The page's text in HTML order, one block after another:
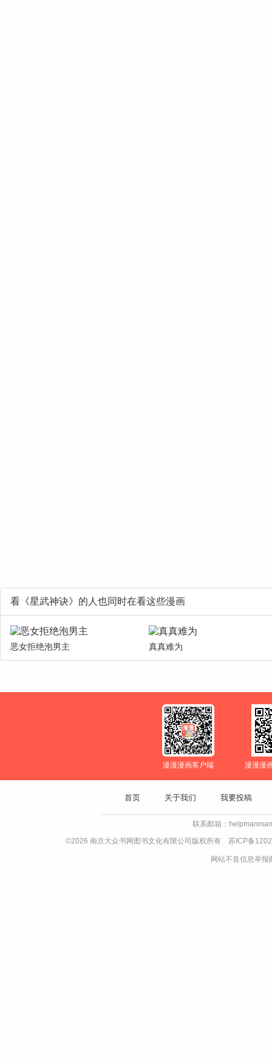
看《星武神诀》的人也同时在看这些漫画
恶女拒绝泡男主 真真难为
漫漫漫画客户端 漫漫漫
首页 关于我们 我要投稿
联系邮箱：
©2026 南京大众书网图书文化有限公司版权所有 苏ICP备
网站不良信息举